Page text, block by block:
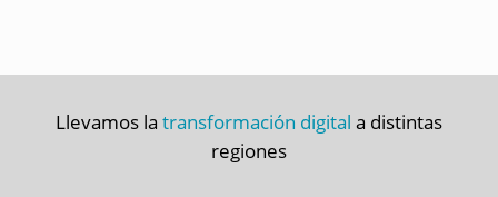
Llevamos la transformación digital a distintas
regiones